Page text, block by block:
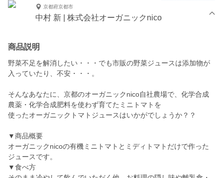
京都府京都市
中村 新 | 株式会社オーガニックnico
商品説明
野菜不足を解消したい・・・でも市販の野菜ジュースは添加物が
入っていたり、不安・・・。
そんなあなたに、京都のオーガニックnico自社農場で、化学合成
農薬・化学合成肥料を使わず育てたミニトマトを
使ったオーガニックトマトジュースはいかがでしょうか？？
▼商品概要
オーガニックnicoの有機ミニトマトとミディトマトだけで作った
ジュースです。
▼食べ方